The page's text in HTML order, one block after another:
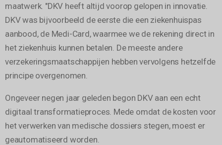
maatwerk. "DKV heeft altijd voorop gelopen in innovatie.
DKV was bijvoorbeeld de eerste die een ziekenhuispas
aanbood, de Medi-Card, waarmee we de rekening direct in
het ziekenhuis kunnen betalen. De meeste andere
verzekeringsmaatschappijen hebben vervolgens hetzelfde
principe overgenomen.
Ongeveer negen jaar geleden begon DKV aan een echt
digitaal transformatieproces. Mede omdat de kosten voor
het verwerken van medische dossiers stegen, moest er
geautomatiseerd worden.